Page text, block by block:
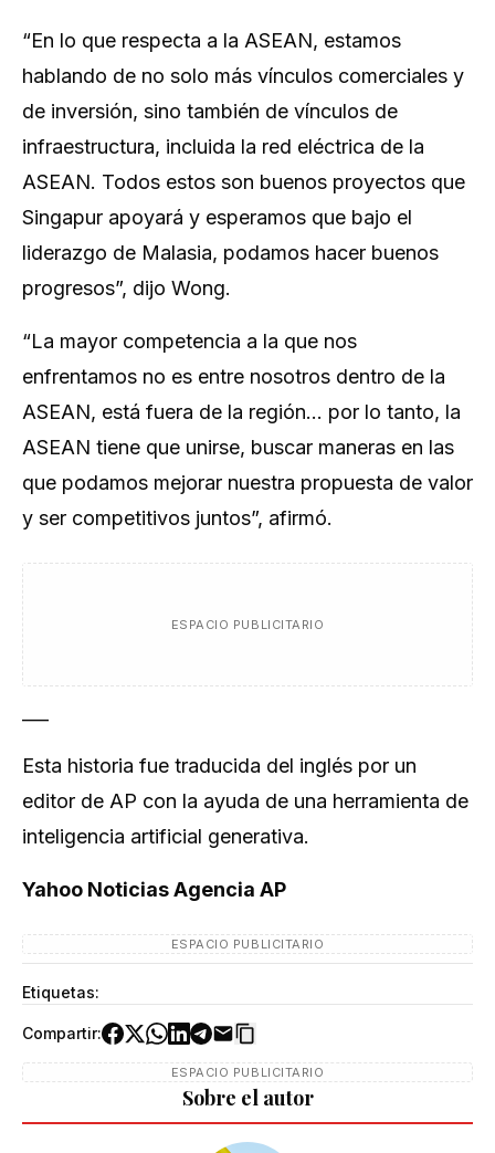
“En lo que respecta a la ASEAN, estamos
hablando de no solo más vínculos comerciales y
de inversión, sino también de vínculos de
infraestructura, incluida la red eléctrica de la
ASEAN. Todos estos son buenos proyectos que
Singapur apoyará y esperamos que bajo el
liderazgo de Malasia, podamos hacer buenos
progresos”, dijo Wong.
“La mayor competencia a la que nos
enfrentamos no es entre nosotros dentro de la
ASEAN, está fuera de la región… por lo tanto, la
ASEAN tiene que unirse, buscar maneras en las
que podamos mejorar nuestra propuesta de valor
y ser competitivos juntos”, afirmó.
ESPACIO PUBLICITARIO
Esta historia fue traducida del inglés por un
editor de AP con la ayuda de una herramienta de
inteligencia artificial generativa.
Yahoo Noticias Agencia AP
ESPACIO PUBLICITARIO
Etiquetas:
Compartir:
ESPACIO PUBLICITARIO
Sobre el autor